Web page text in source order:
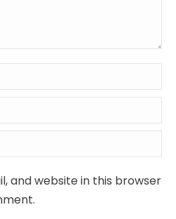
and website in this browser